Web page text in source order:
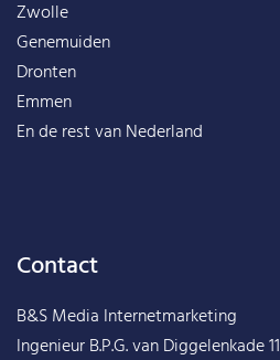
Zwolle
Genemuiden
Dronten
Emmen
En de rest vanNederland
Contact
B&S Media Internetmarketing
Ingenieur B.P.G. van Diggelenkade 11